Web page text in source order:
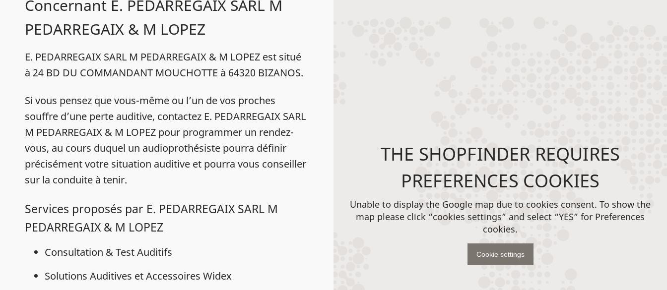
Concernant E. PEDARREGAIX SARL M
PEDARREGAIX & M LOPEZ
E. PEDARREGAIX SARL M PEDARREGAIX & M LOPEZ est situé
à 24 BD DU COMMANDANT MOUCHOTTE à 64320 BIZANOS.
Si vous pensez que vous-même ou l’un de vos proches
souffre d’une perte auditive, contactez E. PEDARREGAIX SARL
M PEDARREGAIX & M LOPEZ pour programmer un rendez-
vous, au cours duquel un audioprothésiste pourra définir
précisément votre situation auditive et pourra vous conseiller
sur la conduite à tenir.
Services proposés par E. PEDARREGAIX SARL M
PEDARREGAIX & M LOPEZ
Consultation & Test Auditifs
Solutions Auditives et Accessoires Widex
THE SHOPFINDER REQUIRES
PREFERENCES COOKIES
Unable to display the Google map due to cookies consent. To show the
map please click “cookies settings” and select “YES” for Preferences
cookies.
Cookie settings